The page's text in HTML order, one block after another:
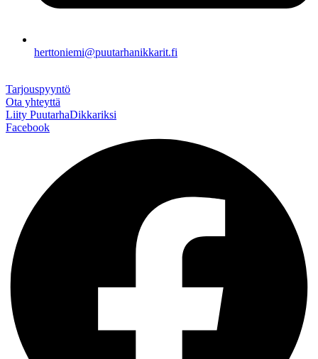
herttoniemi@puutarhanikkarit.fi
Tarjouspyyntö
Ota yhteyttä
Liity PuutarhaDikkariksi
Facebook